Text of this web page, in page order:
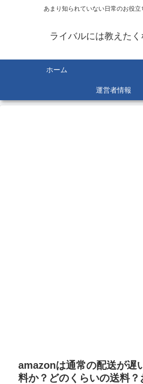
あまり知られていない日常のお役立
ライバルには教えた
ホーム
運営者情報
amazonは通常の配送が遅
料か？どのくらいの送料